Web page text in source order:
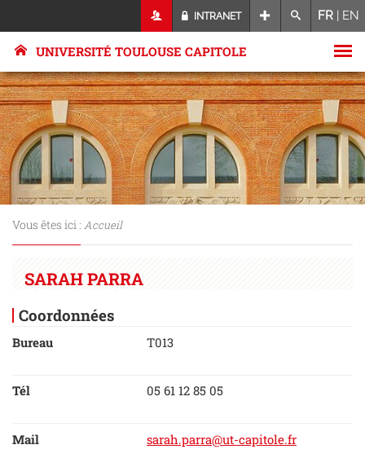
INTRANET FR | EN
UNIVERSITÉ TOULOUSE CAPITOLE
Vous êtes ici : Accueil
SARAH PARRA
Coordonnées
Bureau T013
Tél 05 61 12 85 05
Mail sarah.parra@ut-capitole.fr